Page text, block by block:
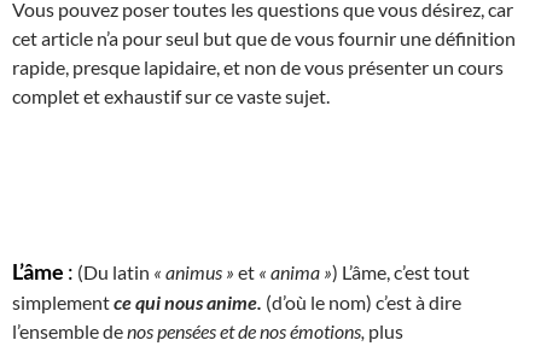
Vous pouvez poser toutes les questions que vous désirez, car
cet article n’a pour seul but que de vous fournir une définition
rapide, presque lapidaire, et non de vous présenter un cours
complet et exhaustif sur ce vaste sujet.
L’âme : (Du latin « animus » et « anima ») L’âme, c’est tout
simplementce qui nous anime. (d’où le nom) c’est à dire
l’ensemble denos pensées et de nos émotions, plus